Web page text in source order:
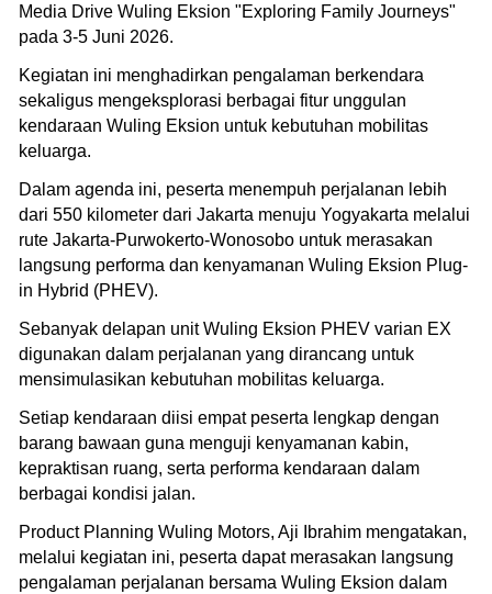
Media Drive Wuling Eksion "Exploring Family Journeys"
pada 3-5 Juni 2026.
Kegiatan ini menghadirkan pengalaman berkendara
sekaligus mengeksplorasi berbagai fitur unggulan
kendaraan Wuling Eksion untuk kebutuhan mobilitas
keluarga.
Dalam agenda ini, peserta menempuh perjalanan lebih
dari 550 kilometer dari Jakarta menuju Yogyakarta melalui
rute Jakarta-Purwokerto-Wonosobo untuk merasakan
langsung performa dan kenyamanan Wuling Eksion Plug-
in Hybrid (PHEV).
Sebanyak delapan unit Wuling Eksion PHEV varian EX
digunakan dalam perjalanan yang dirancang untuk
mensimulasikan kebutuhan mobilitas keluarga.
Setiap kendaraan diisi empat peserta lengkap dengan
barang bawaan guna menguji kenyamanan kabin,
kepraktisan ruang, serta performa kendaraan dalam
berbagai kondisi jalan.
Product Planning Wuling Motors, Aji Ibrahim mengatakan,
melalui kegiatan ini, peserta dapat merasakan langsung
pengalaman perjalanan bersama Wuling Eksion dalam